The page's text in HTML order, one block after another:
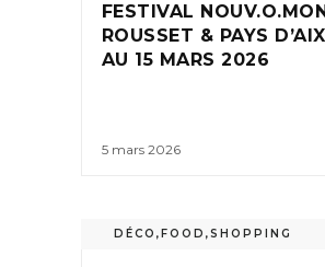
FESTIVAL
ROUSSET & PAYS
AU 15 MARS 2026
5 mars 2026
DÉCO ,FOOD ,SHOPPING